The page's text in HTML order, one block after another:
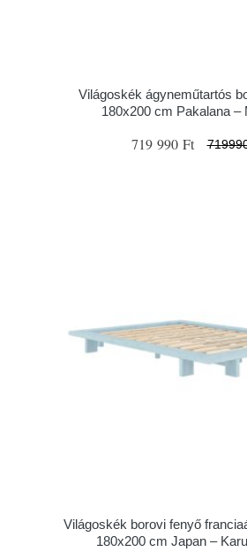
Világoskék ágyneműtartós
180x200 cm Pakalana –
719 990 Ft
Világoskék borovi fenyő
180x200 cm Japan –